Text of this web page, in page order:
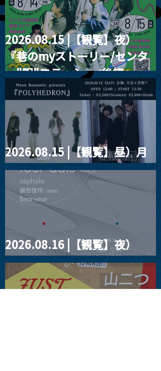
2026.08.15 |【観覧】夜）
『巷のmyストーリー/センタ
ー"訳"フラッシュ⚡️後編』
2026.08.15 |【観覧】昼）月
見ルpre.『POLYHEDRON』
2026.08.16 |【観覧】夜）
four dots vol.2